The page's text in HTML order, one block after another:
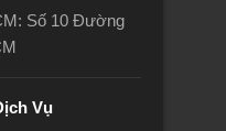
Số 10 Đường
Vụ